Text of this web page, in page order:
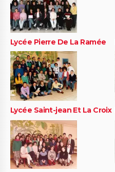
Lycée Pierre De La Ramée
Lycée Saint-jean Et La Croix